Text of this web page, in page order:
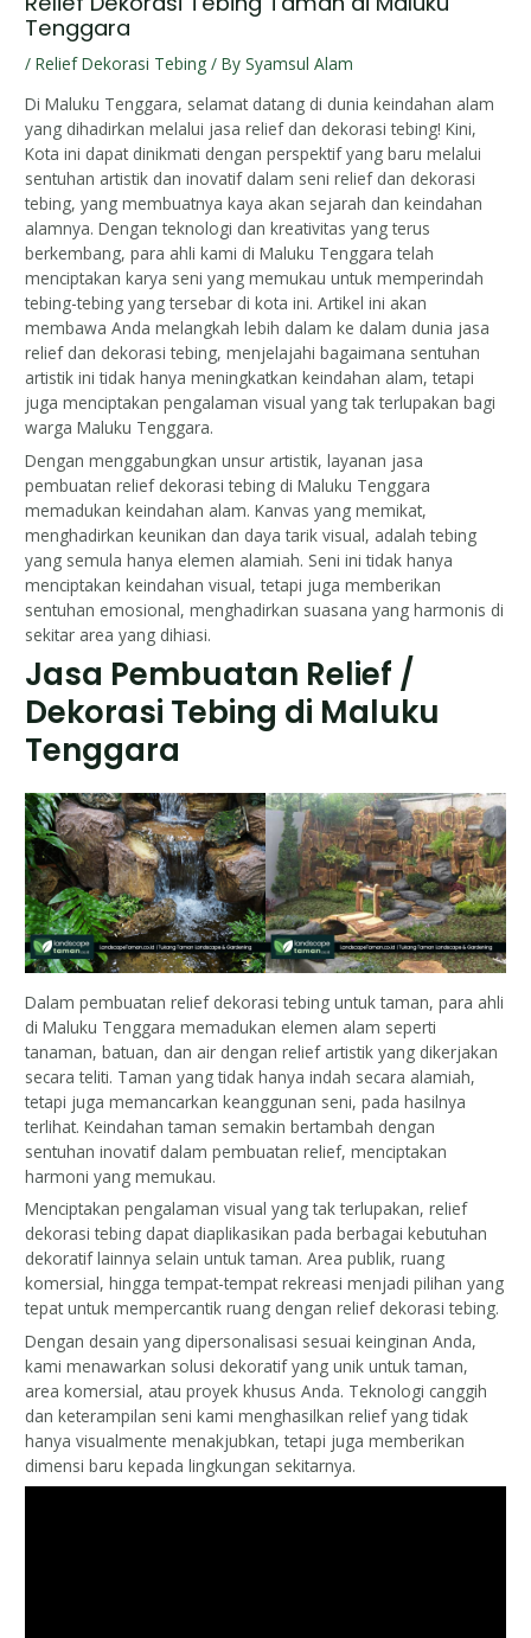
Tenggara
/Relief Dekorasi Tebing / BySyamsul Alam
Di Maluku Tenggara, selamat datang di dunia keindahan alam
yang dihadirkan melalui jasa relief dan dekorasi tebing! Kini,
Kota ini dapat dinikmati dengan perspektif yang baru melalui
sentuhan artistik dan inovatif dalam seni relief dan dekorasi
tebing, yang membuatnya kaya akan sejarah dan keindahan
alamnya. Dengan teknologi dan kreativitas yang terus
berkembang, para ahli kami di Maluku Tenggara telah
menciptakan karya seni yang memukau untuk memperindah
tebing-tebing yang tersebar di kota ini. Artikel ini akan
membawa Anda melangkah lebih dalam ke dalam dunia jasa
relief dan dekorasi tebing, menjelajahi bagaimana sentuhan
artistik ini tidak hanya meningkatkan keindahan alam, tetapi
juga menciptakan pengalaman visual yang tak terlupakan bagi
warga Maluku Tenggara.
Dengan menggabungkan unsur artistik, layanan jasa
pembuatan relief dekorasi tebing di Maluku Tenggara
memadukan keindahan alam. Kanvas yang memikat,
menghadirkan keunikan dan daya tarik visual, adalah tebing
yang semula hanya elemen alamiah. Seni ini tidak hanya
menciptakan keindahan visual, tetapi juga memberikan
sentuhan emosional, menghadirkan suasana yang harmonis di
sekitar area yang dihiasi.
Jasa Pembuatan Relief /
Dekorasi Tebing di Maluku
Tenggara
Dalam pembuatan relief dekorasi tebing untuk taman, para ahli
di Maluku Tenggara memadukan elemen alam seperti
tanaman, batuan, dan air dengan relief artistik yang dikerjakan
secara teliti. Taman yang tidak hanya indah secara alamiah,
tetapi juga memancarkan keanggunan seni, pada hasilnya
terlihat. Keindahan taman semakin bertambah dengan
sentuhan inovatif dalam pembuatan relief, menciptakan
harmoni yang memukau.
Menciptakan pengalaman visual yang tak terlupakan, relief
dekorasi tebing dapat diaplikasikan pada berbagai kebutuhan
dekoratif lainnya selain untuk taman. Area publik, ruang
komersial, hingga tempat-tempat rekreasi menjadi pilihan yang
tepat untuk mempercantik ruang dengan relief dekorasi tebing.
Dengan desain yang dipersonalisasi sesuai keinginan Anda,
kami menawarkan solusi dekoratif yang unik untuk taman,
area komersial, atau proyek khusus Anda. Teknologi canggih
dan keterampilan seni kami menghasilkan relief yang tidak
hanya visualmente menakjubkan, tetapi juga memberikan
dimensi baru kepada lingkungan sekitarnya.